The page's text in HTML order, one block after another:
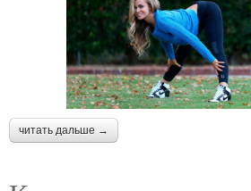
читать дальше →